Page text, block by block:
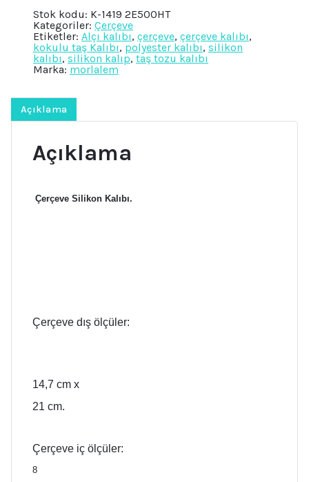
21cm
Çerçeve
Silikon
Kalıp
K-
1419
Stok kodu: K-1419 2E500HT
Kategoriler: Çerçeve
Etiketler: Alçı kalıbı, çerçeve, çerçeve kalıbı,
kokulu taş Kalıbı, polyester kalıbı, silikon
kalıbı, silikon kalıp, taş tozu kalıbı
Marka: morlalem
Açıklama
Açıklama
Çerçeve Silikon Kalıbı.
Çerçeve dış ölçüler:
14,7 cm x
21 cm.
Çerçeve iç ölçüler:
8